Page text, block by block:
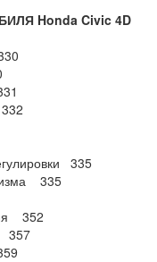
Honda Civic 4D
335
335
352
357